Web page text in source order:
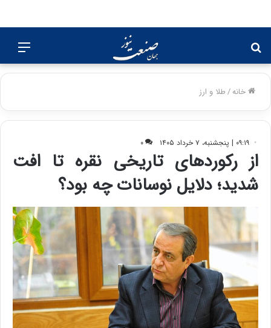
برای
خانه/طلا و ارز
۰۹:۱۹ | پنجشنبه، ۷ خرداد ۱۴۰۵ ۰
از رکوردهای تاریخی نقره تا افت
شدید؛ دلایل نوسانات چه بود؟